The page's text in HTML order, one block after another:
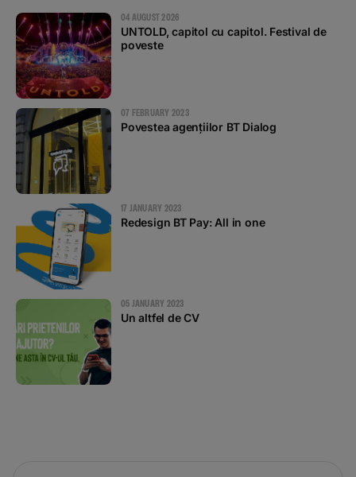
04 AUGUST 2026
UNTOLD, capitol cu capitol. Festival de
poveste
07 FEBRUARY 2023
Povestea agențiilor BT Dialog
17 JANUARY 2023
Redesign BT Pay: All in one
05 JANUARY 2023
Un altfel de CV